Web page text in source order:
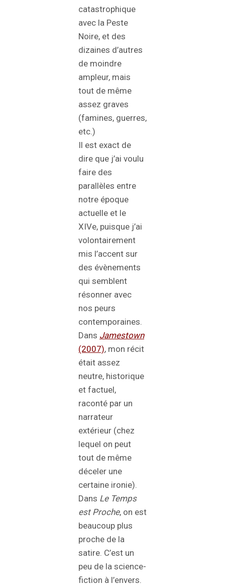
catastrophique
avec la Peste
Noire, et des
dizaines d’autres
de moindre
ampleur, mais
tout de même
assez graves
(famines, guerres,
etc.)
Il est exact de
dire que j’ai voulu
faire des
parallèles entre
notre époque
actuelle et le
XIVe, puisque j’ai
volontairement
mis l’accent sur
des évènements
qui semblent
résonner avec
nos peurs
contemporaines.
Dans Jamestown
(2007), mon récit
était assez
neutre, historique
et factuel,
raconté par un
narrateur
extérieur (chez
lequel on peut
tout de même
déceler une
certaine ironie).
Dans Le Temps
est Proche, on est
beaucoup plus
proche de la
satire. C’est un
peu de la science-
fiction à l’envers.